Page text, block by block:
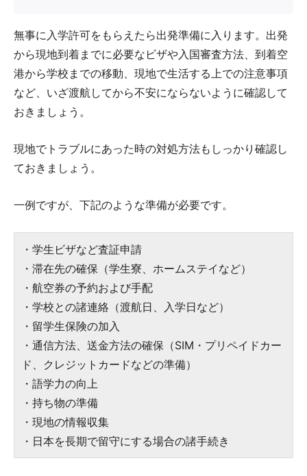
無事に入学許可をもらえたら出発準備に入ります。出発
から現地到着までに必要なビザや入国審査方法、到着空
港から学校までの移動、現地で生活する上での注意事項
など、いざ渡航してから不安にならないように確認して
おきましょう。
現地でトラブルにあった時の対処方法もしっかり確認し
ておきましょう。
一例ですが、下記のような準備が必要です。
・学生ビザなど査証申請
・滞在先の確保（学生寮、ホームステイなど）
・航空券の予約および手配
・学校との諸連絡（渡航日、入学日など）
・留学生保険の加入
・通信方法、送金方法の確保（SIM・プリペイドカー
ド、クレジットカードなどの準備）
・語学力の向上
・持ち物の準備
・現地の情報収集
・日本を長期で留守にする場合の諸手続き